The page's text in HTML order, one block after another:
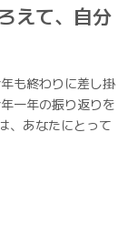
えて、自分
も終わりに差し掛
一年の振り返りを
、あなたにとって